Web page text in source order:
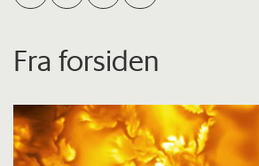
Fra forsiden